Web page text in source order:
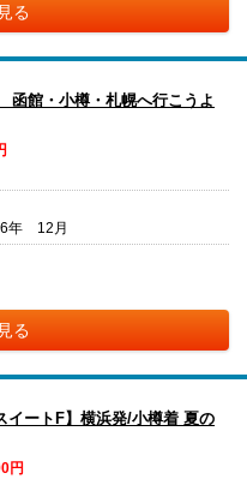
る
函館・小樽・札幌へ行こうよ
年 12月
る
イートF】横浜発/小樽着 夏の
円